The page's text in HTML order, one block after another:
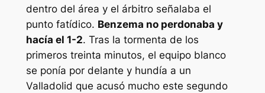
dentro del área y el árbitro señalaba el
punto fatídico. Benzema no perdonaba y
hacía el 1-2. Tras la tormenta de los
primeros treinta minutos, el equipo blanco
se ponía por delante y hundía a un
Valladolid que acusó mucho este segundo